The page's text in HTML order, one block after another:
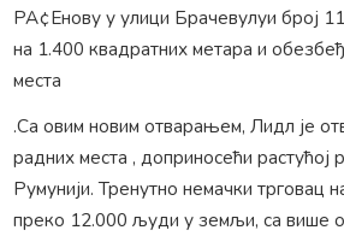
РА¢Енову у улици Брачевулуи број
на 1.400 квадратних метара и
места
.Са овим новим отварањем, Лидл је
радних места , доприносећи растућој
Румунији. Тренутно немачки трговац
преко 12.000 људи у земљи, са више